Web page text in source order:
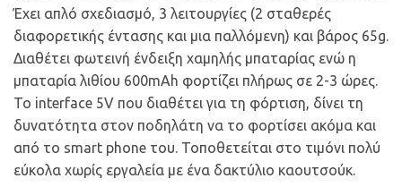
Έχει απλό σχεδιασμό, 3 λειτουργίες (2 σταθερές
διαφορετικής έντασης και μια παλλόμενη) και βάρος 65g.
Διαθέτει φωτεινή ένδειξη χαμηλής μπαταρίας ενώ η
μπαταρία λιθίου 600mAh φορτίζει πλήρως σε 2-3 ώρες.
Το interface 5V που διαθέτει για τη φόρτιση, δίνει τη
δυνατότητα στον ποδηλάτη να το φορτίσει ακόμα και
από το smart phone του. Τοποθετείται στο τιμόνι πολύ
εύκολα χωρίς εργαλεία με ένα δακτύλιο καουτσούκ.